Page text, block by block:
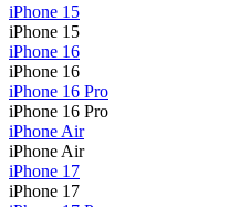
iPhone 15
iPhone 15
iPhone 16
iPhone 16
iPhone 16 Pro
iPhone 16 Pro
iPhone Air
iPhone Air
iPhone 17
iPhone 17